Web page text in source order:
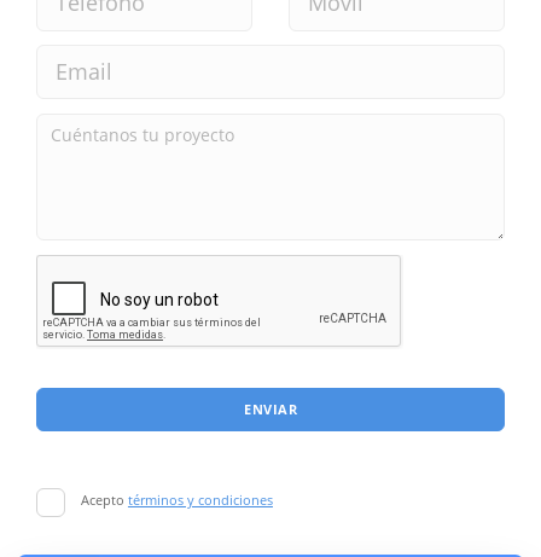
ENVIAR
Acepto términos y condiciones